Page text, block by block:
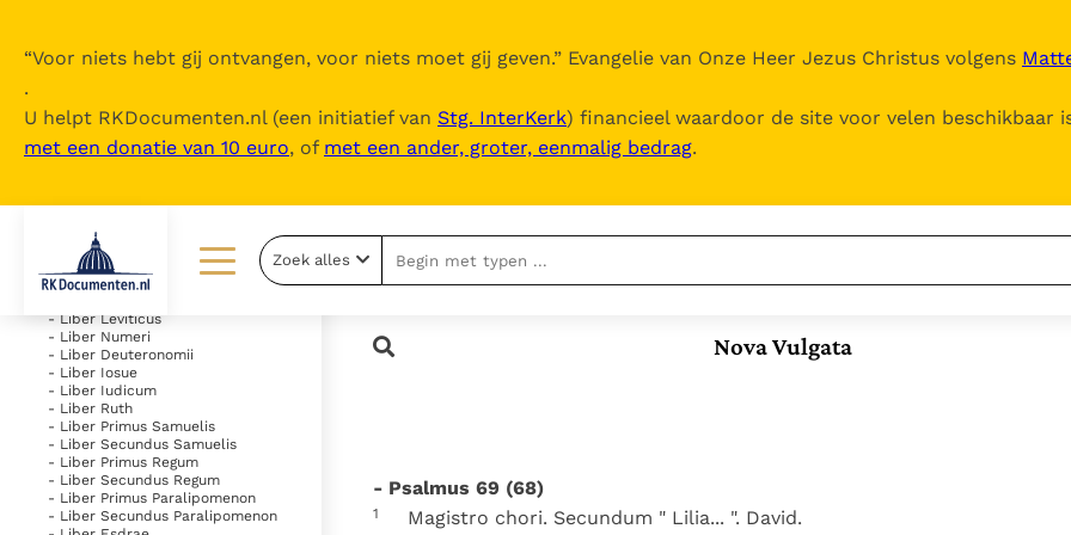
“Voor niets hebt gij ontvangen, voor niets moet gij geven.” Evangelie van Onze Heer Jezus Christus volgens
.
U helpt RKDocumenten.nl (een initiatief van Stg. InterKerk) financieel waardoor de site voor velen beschikbaar
met een donatie van 10 euro, of met een ander, groter, eenmalig bedrag.
Lezen
Documenten
Bijbel
Thema’s
Berichten
Over ons
Over RK Documenten
Nieuwsbrief
parel van Gods
Gods Koninkrijk
Het Vaticaan publiceert
Zoek alles
Nova Vulgata
uitklappen
- Vetus Testamentum
- Liber Genesis
- Liber Leviticus
- Liber Numeri
- Liber Deuteronomii
- Liber Iosue
- Liber Iudicum
- Liber Ruth
- Liber Primus Samuelis
- Liber Secundus Samuelis
- Liber Primus Regum
- Liber Secundus Regum
- Liber Primus Paralipomenon
- Liber Secundus Paralipomenon
- Psalmus 69 (68)
1 Magistro chori. Secundum " Lilia... ". David.